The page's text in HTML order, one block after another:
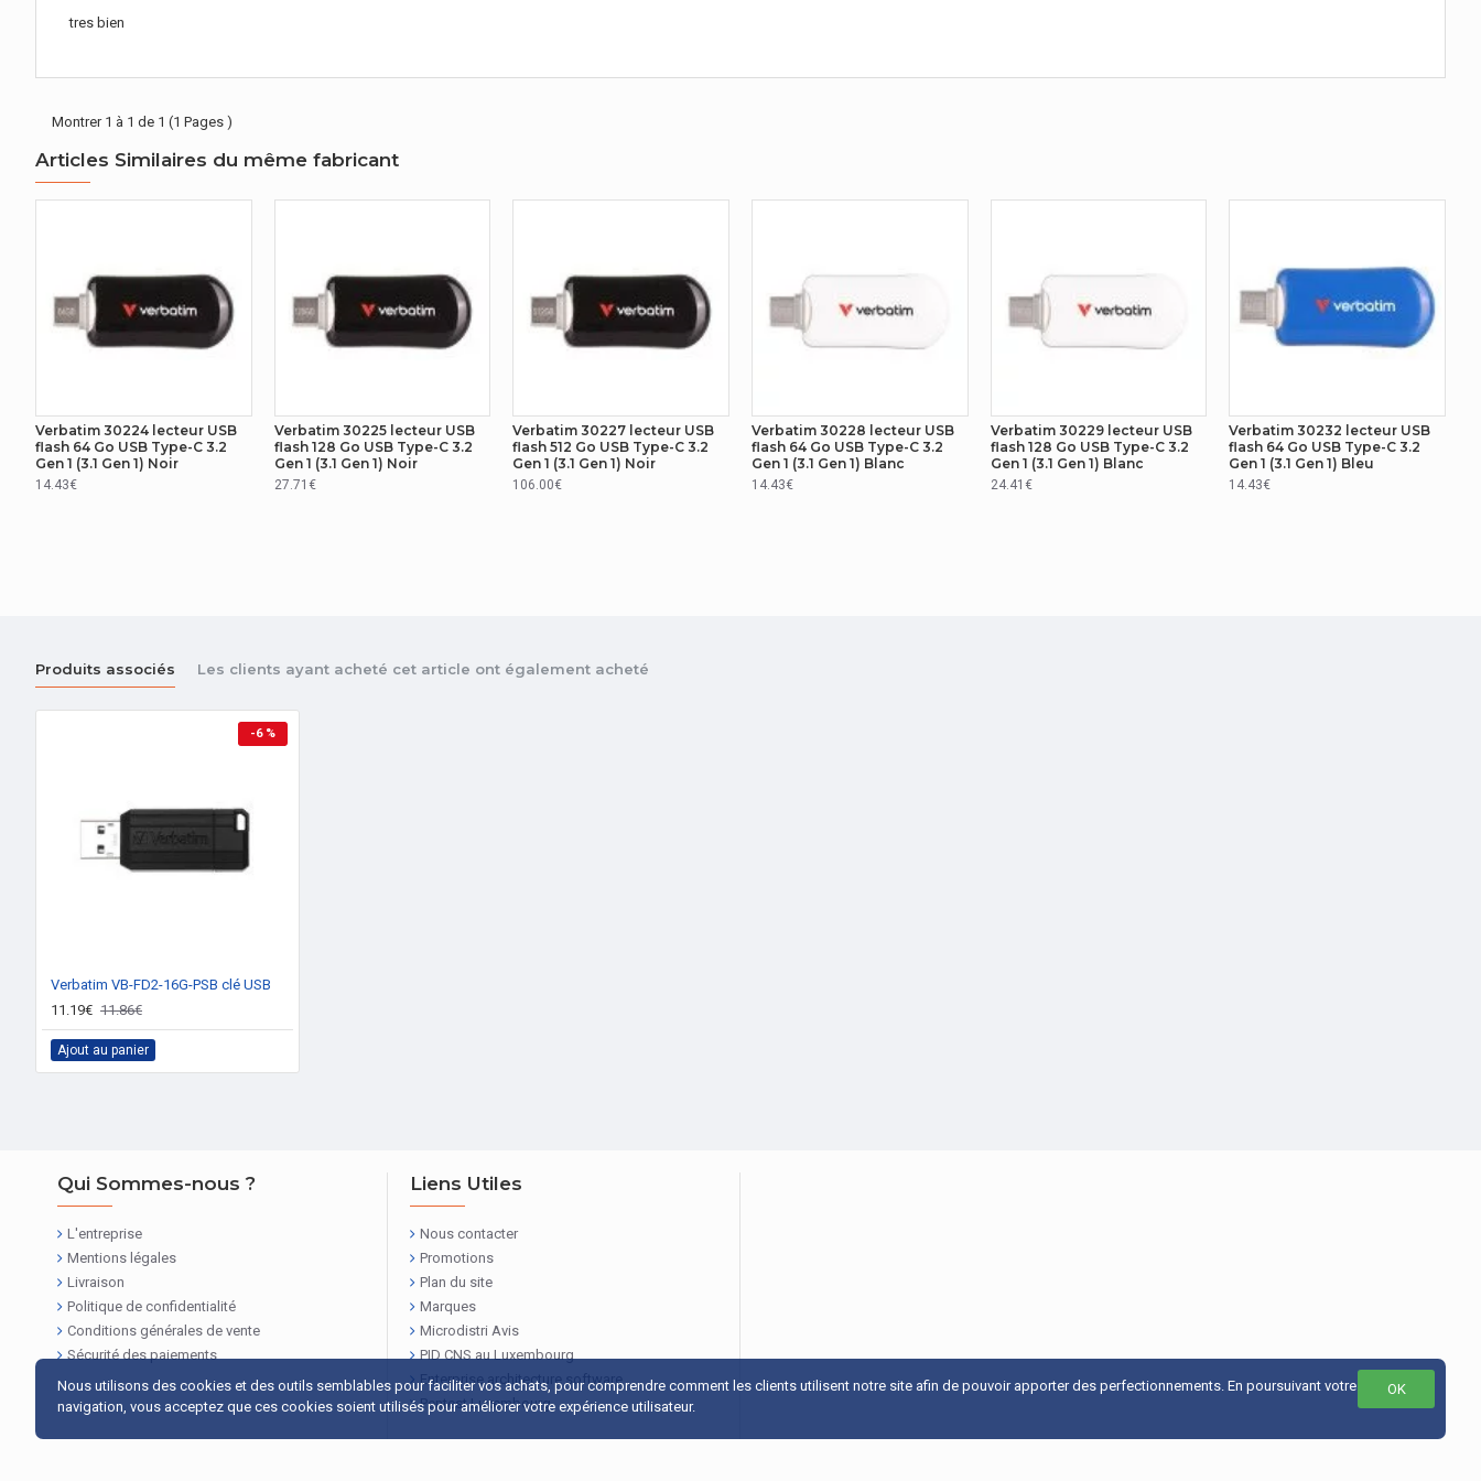
tres bien
Montrer 1 à 1 de 1 (1 Pages )
Articles Similaires du même fabricant
Verbatim 30224 lecteur USB
flash 64 Go USB Type-C 3.2
Gen 1 (3.1 Gen 1) Noir
14.43€
Verbatim 30225 lecteur USB
flash 128 Go USB Type-C 3.2
Gen 1 (3.1 Gen 1) Noir
27.71€
Verbatim 30227 lecteur USB
flash 512 Go USB Type-C 3.2
Gen 1 (3.1 Gen 1) Noir
106.00€
Verbatim 30228 lecteur USB
flash 64 Go USB Type-C 3.2
Gen 1 (3.1 Gen 1) Blanc
14.43€
Verbatim 30229 lecteur USB
flash 128 Go USB Type-C 3.2
Gen 1 (3.1 Gen 1) Blanc
24.41€
Verbatim 30232 lecteur USB
flash 64 Go USB Type-C 3.2
Gen 1 (3.1 Gen 1) Bleu
14.43€
Produits associés Les clients ayant acheté cet article ont également acheté
-6 %
Verbatim VB-FD2-16G-PSB clé USB
11.19€ 11.86€
Ajout au panier
Qui Sommes-nous ?
L'entreprise
Mentions légales
Livraison
Politique de confidentialité
Conditions générales de vente
Sécurité des paiements
Liens Utiles
Nous contacter
Promotions
Plan du site
Marques
Microdistri Avis
PID CNS au Luxembourg
Enterprise architecture software
Pentest Luxembourg
OK
Nous utilisons des cookies et des outils semblables pour faciliter vos achats, pour comprendre comment les clients utilisent notre site afin de pouvoir apporter des perfectionnements. En poursuivant votre
navigation, vous acceptez que ces cookies soient utilisés pour améliorer votre expérience utilisateur.